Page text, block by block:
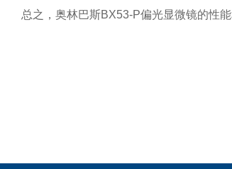
总之，奥林巴斯BX53-P偏光显微镜的性